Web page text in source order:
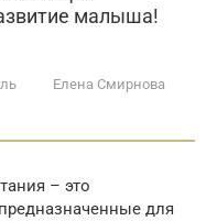
малыша!
Елена Смирнова
– это
для